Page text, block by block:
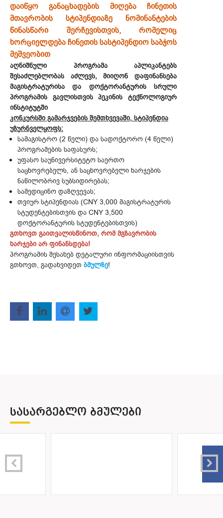
დაიწყო განაცხადების მიღება ჩინეთის
მთავრობის სტიპენდიაზე ნომინანტების
წინასწარი შერჩევისთვის, რომელიც
ხორციელდება ჩინეთის სასტიპენდიო საბჭოს
მეშვეობით
აღნიშნული პროგრამა აპლიკანტებს
შესაძლებლობას აძლევს, მიიღონ დაფინანსება
მაგისტრატურისა და დოქტორანტურის სრული
პროგრამის გავლისთვის პეკინის ტექნოლოგიურ
ინსტიტუტში
კონკურსში გამარჯვების შემთხვევაში, სტიპენდია
უზურნველყოფს:
სამაგისტრო (2 წელი) და სადოქტორო (4 წელი)
პროგრამების საფასურს;
უფასო საუნივერსიტეტო საერთო
საცხოვრებელს, ან საცხოვრებელი ხარჯების
ნაწილობრივ სუბსიდირებას;
სამედიცინო დაზღვევას;
თვიურ სტიპენდიას (CNY 3,000 მაგისტრატურის
სტუდენტებისთვის და CNY 3,500
დოქტორანტურის სტუდენტებისთვის)
გთხოვთ გაითვალისწინოთ, რომ მგზავრობის
ხარჯები არ ფინანსდება!
პროგრამის შესახებ დეტალური ინფორმაციისთვის
გთხოვთ, გადახვიდეთ ბმულზე!
ᲡᲐᲡᲐᲠᲒᲔᲑᲚᲝ ᲑᲛᲣᲚᲔᲑᲘ